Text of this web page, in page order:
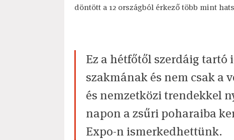
döntött a 12 országból érkező több mint
Ez a hétfőtől szerdáig tartó
szakmának és nem csak a
és nemzetközi trendekkel
napon a zsűri poharaiba
Expo-n ismerkedhettünk.